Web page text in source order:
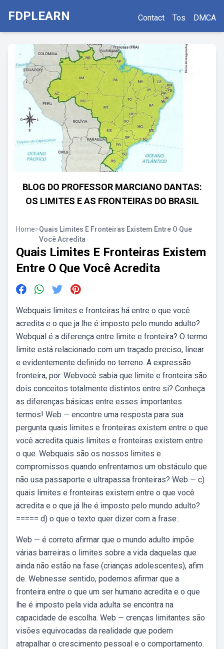
FDPLEARN Contact Tos DMCA
BLOG DO PROFESSOR MARCIANO DANTAS:
OS LIMITES E AS FRONTEIRAS DO BRASIL
Home>Quais Limites E Fronteiras Existem Entre O Que
Você Acredita
Quais Limites E Fronteiras Existem
Entre O Que Você Acredita
Webquais limites e fronteiras há entre o que você
acredita e o que ja lhe é imposto pelo mundo adulto?
Webqual é a diferença entre limite e fronteira? O termo
limite está relacionado com um traçado preciso, linear
e evidentemente definido no terreno. A expressão
fronteira, por. Webvocê sabia que limite e fronteira são
dois conceitos totalmente distintos entre si? Conheça
as diferenças básicas entre esses importantes
termos! Web — encontre uma resposta para sua
pergunta quais limites e fronteiras existem entre o que
você acredita quais limites e fronteiras existem entre
o que. Webquais são os nossos limites e
compromissos quando enfrentamos um obstáculo que
não usa passaporte e ultrapassa fronteiras? Web — c)
quais limites e fronteiras existem entre o que você
acredita e o que já lhe é imposto pelo mundo adulto?
===== d) o que o texto quer dizer com a frase:.
Web — é correto afirmar que o mundo adulto impõe
várias barreiras o limites sobre a vida daquelas que
ainda não estão na fase (crianças adolescentes), afim
de. Webnesse sentido, podemos afirmar que a
fronteira entre o que um ser humano acredita e o que
lhe é imposto pela vida adulta se encontra na
capacidade de escolha. Web — crenças limitantes são
visões equivocadas da realidade que podem
atrapalhar o crescimento pessoal e o comportamento.